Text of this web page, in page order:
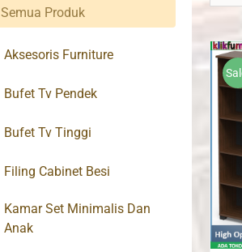
Semua Produk
Aksesoris Furniture
Bufet Tv Pendek
Bufet Tv Tinggi
Filing Cabinet Besi
Kamar Set Minimalis Dan
Anak